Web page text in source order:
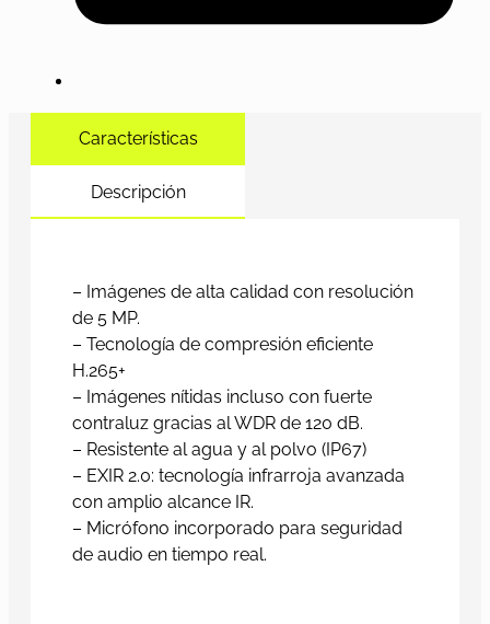
Características
Descripción
– Imágenes de alta calidad con resolución
de 5 MP.
– Tecnología de compresión eficiente
H.265+
– Imágenes nítidas incluso con fuerte
contraluz gracias al WDR de 120 dB.
– Resistente al agua y al polvo (IP67)
– EXIR 2.0: tecnología infrarroja avanzada
con amplio alcance IR.
– Micrófono incorporado para seguridad
de audio en tiempo real.